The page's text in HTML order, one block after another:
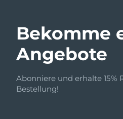
Bekomme
Angebote
Abonniere und erhalte 15%
Bestellung!